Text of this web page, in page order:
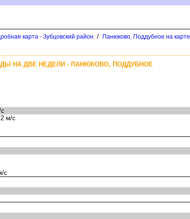
карта - Зубцовский район / Панюково, Поддубное на карте
НА ДВЕ НЕДЕЛИ - ПАНЮКОВО, ПОДДУБНОЕ
м/с
с